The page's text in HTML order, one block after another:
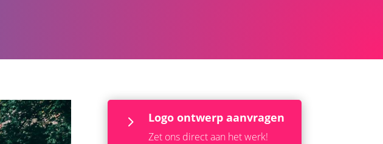
5 Logo ontwerp aanvragen
Zet ons direct aan het werk!